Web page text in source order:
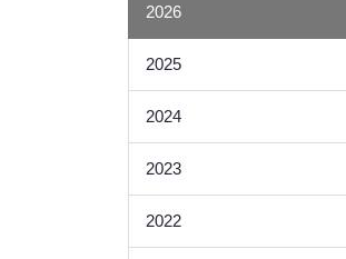
2026
2025
2024
2023
2022